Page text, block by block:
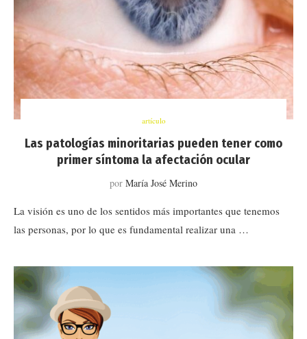
artículo
Las patologías minoritarias pueden tener como
primer síntoma la afectación ocular
por María José Merino
La visión es uno de los sentidos más importantes que tenemos
las personas, por lo que es fundamental realizar una …